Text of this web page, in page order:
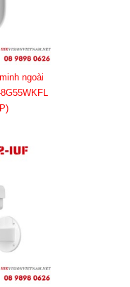
ngoài